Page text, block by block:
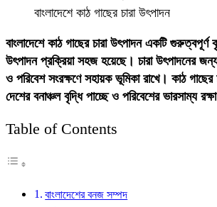
বাংলাদেশে কাঠ গাছের চারা উৎপাদন
বাংলাদেশে কাঠ গাছের চারা উৎপাদন একটি
উৎপাদন প্রক্রিয়া সহজ হয়েছে। চারা উৎপাদনের
ও পরিবেশ সংরক্ষণে সহায়ক ভূমিকা রাখে। কাঠ
দেশের বনাঞ্চল বৃদ্ধি পাচ্ছে ও পরিবেশের ভারসাম্য
Table of Contents
বাংলাদেশের বনজ সম্পদ